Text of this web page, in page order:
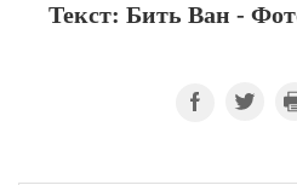
Текст: Бить Ван -